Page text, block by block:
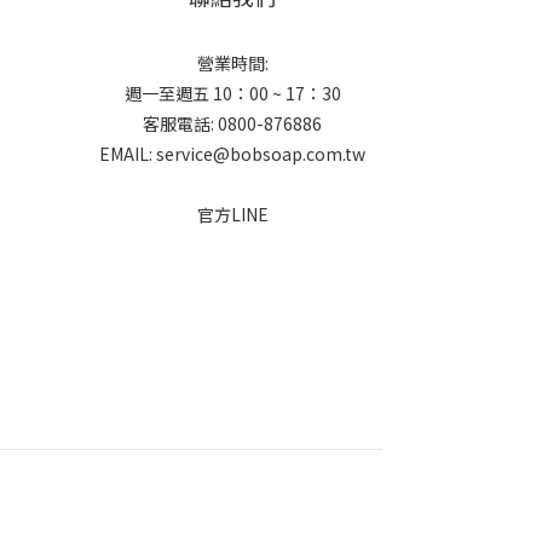
營業時間:
週一至週五 10：00 ~ 17：30
客服電話: 0800-876886
EMAIL: service@bobsoap.com.tw
官方LINE